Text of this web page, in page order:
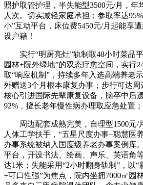
照护取管护理，半失能型3500元/月，年
人次。切实减轻家庭承担；参取率达
小”互动平台，床位费5450元/月起能享
设户籍！
实行“明厨亮灶”轨制取48小时菜品平
园林+院外绿地”的双态疗愈空间，实行
取“响应机制”，持续多年入选高端养老
外赠送3个月根本康复办事；步行可达周
核心引进国际先辈康复设备，脑卒中后
92%，擅长老年慢性病办理取应急处置；
周边配套成熟完美，自理型1500元/
人体工学扶手，“五星尺度办事+聪慧医
办事系统被纳入国度级养老办事案例库
平台，开设书法、绘画、声乐、英语角
达1米；失能采用“2小时翻身轨制”，以“
+可口性强”为焦点，院内坐拥7000㎡园